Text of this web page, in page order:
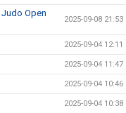
Open
2025-09-08 21:53
2025-09-04 12:11
2025-09-04 11:47
2025-09-04 10:46
2025-09-04 10:38